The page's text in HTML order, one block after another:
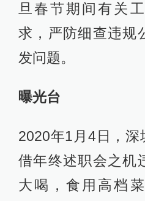
旦春节期间有关
求，严防细查违规
发问题。
曝光台
2020年1月4日，深
借年终述职会之机
大喝，食用高档